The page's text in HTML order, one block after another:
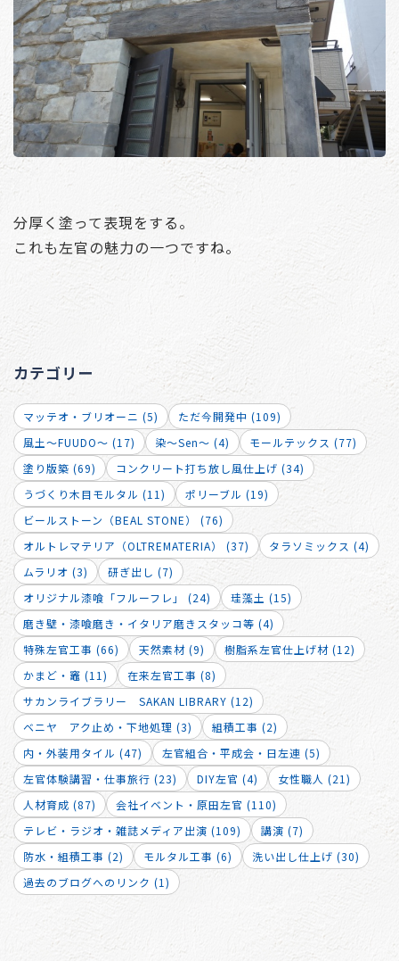
分厚く塗って表現をする。
これも左官の魅力の一つですね。
カテゴリー
マッテオ・ブリオーニ (5)
ただ今開発中 (109)
風土～FUUDO～ (17)
染～Sen～ (4)
モールテックス (77)
塗り版築 (69)
コンクリート打ち放し風仕上げ (34)
うづくり木目モルタル (11)
ポリーブル (19)
ビールストーン（BEAL STONE） (76)
オルトレマテリア（OLTREMATERIA） (37)
タラソミックス (4)
ムラリオ (3)
研ぎ出し (7)
オリジナル漆喰「フルーフレ」 (24)
珪藻土 (15)
磨き壁・漆喰磨き・イタリア磨きスタッコ等 (4)
特殊左官工事 (66)
天然素材 (9)
樹脂系左官仕上げ材 (12)
かまど・竈 (11)
在来左官工事 (8)
サカンライブラリー SAKAN LIBRARY (12)
ベニヤ アク止め・下地処理 (3)
組積工事 (2)
内・外装用タイル (47)
左官組合・平成会・日左連 (5)
左官体験講習・仕事旅行 (23)
DIY左官 (4)
女性職人 (21)
人材育成 (87)
会社イベント・原田左官 (110)
テレビ・ラジオ・雑誌メディア出演 (109)
講演 (7)
防水・組積工事 (2)
モルタル工事 (6)
洗い出し仕上げ (30)
過去のブログへのリンク (1)